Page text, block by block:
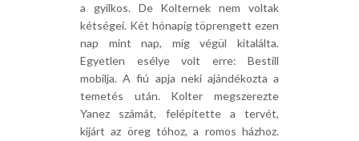
a gyilkos. De Kolternek nem voltak
kétségei. Két hónapig töprengett ezen
nap mint nap, míg végül kitalálta.
Egyetlen esélye volt erre: Bestill
mobilja. A fiú apja neki ajándékozta a
temetés után. Kolter megszerezte
Yanez számát, felépítette a tervét,
kijárt az öreg tóhoz, a romos házhoz.